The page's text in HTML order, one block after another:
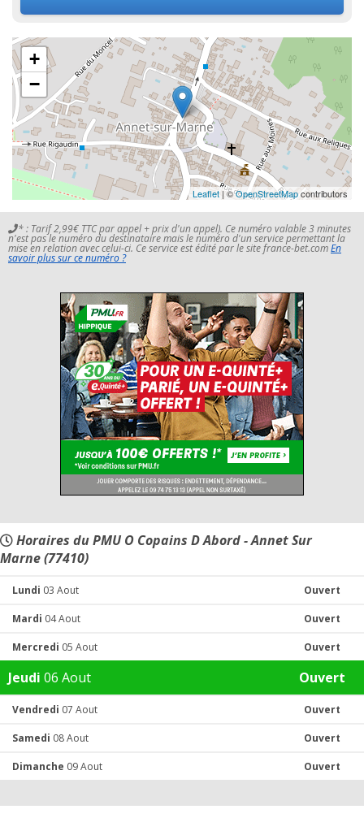
+
−
Leaflet | ©OpenStreetMapcontributors
* : Tarif 2,99€ TTC par appel + prix d'un appel). Ce numéro valable 3 minutes
n'est pas le numéro du destinataire mais le numéro d'un service permettant la
mise en relation avec celui-ci. Ce service est édité par le site france-bet.comEn
savoir plus sur ce numéro ?
Horaires du PMU O Copains D Abord - Annet Sur
Marne (77410)
Lundi 03 Aout Ouvert
Mardi 04 Aout Ouvert
Mercredi 05 Aout Ouvert
Jeudi 06 Aout Ouvert
Vendredi 07 Aout Ouvert
Samedi 08 Aout Ouvert
Dimanche 09 Aout Ouvert